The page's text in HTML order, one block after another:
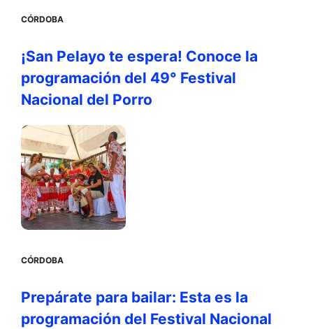
CÓRDOBA
¡San Pelayo te espera! Conoce la
programación del 49° Festival
Nacional del Porro
CÓRDOBA
Prepárate para bailar: Esta es la
programación del Festival Nacional